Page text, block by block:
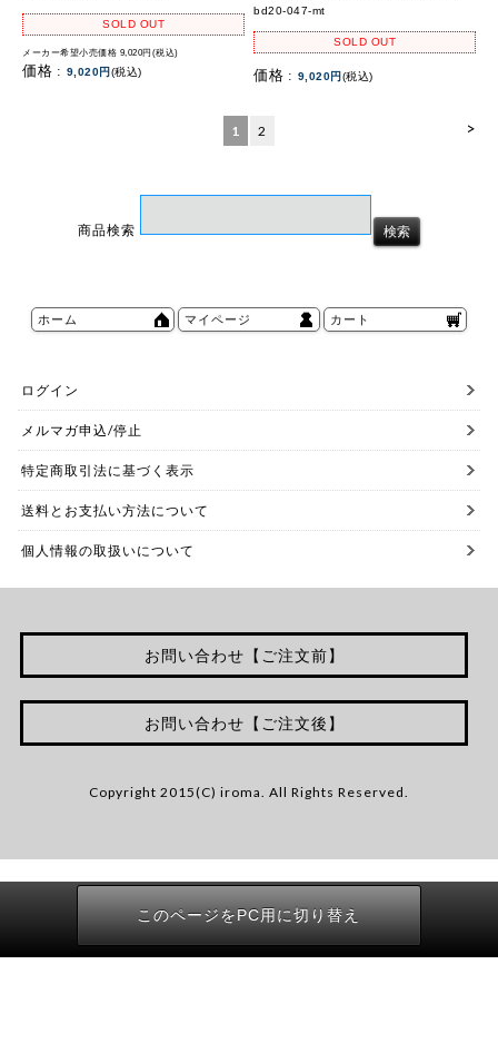
SOLD OUT
メーカー希望小売価格 9,020円(税込)
価格 : 9,020円(税込)
bd20-047-mt
SOLD OUT
価格 : 9,020円(税込)
>
1 2
商品検索
ホーム マイページ カート
ログイン
メルマガ申込/停止
特定商取引法に基づく表示
送料とお支払い方法について
個人情報の取扱いについて
お問い合わせ【ご注文前】
お問い合わせ【ご注文後】
Copyright 2015(C) iroma. All Rights Reserved.
このページをPC用に切り替え